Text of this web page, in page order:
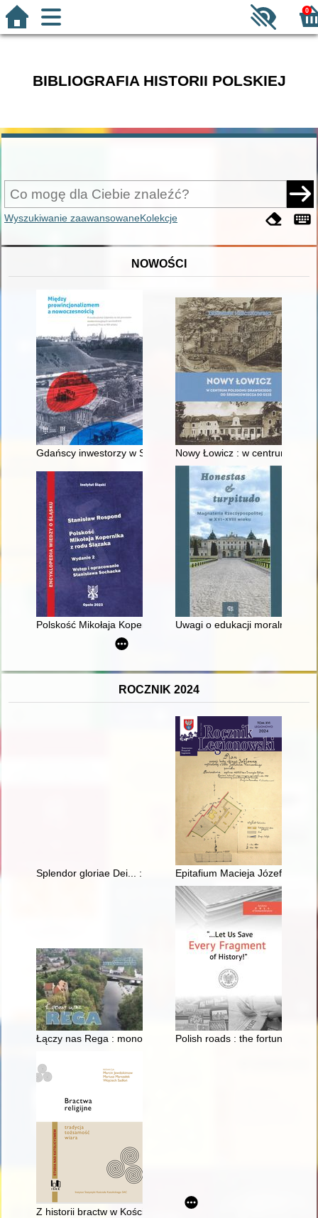
0
BIBLIOGRAFIA HISTORII POLSKIEJ
Wyszukiwanie zaawansowaneKolekcje
NOWOŚCI
Gdańscy inwestorzy w Sopocie : prestiż finansowy i
Nowy Łowicz : w centrum
Polskość Mikołaja Kopernika z rodu ŚlązakaUwagi o edukacji moralnej
ROCZNIK 2024
Splendor gloriae Dei... : barokowe złotnictwo liturgiczne
Epitafium Macieja Józefa
Łączy nas Rega : monografia rzekiPolish roads : the fortunes of
Z historii bractw w Kościele w Polsce - zarys zagadnienia